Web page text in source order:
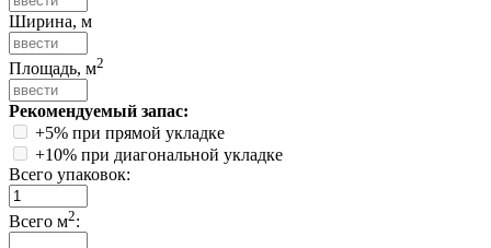
Ширина, м
Площадь, м2
Рекомендуемый запас:
+5% при прямой укладке
+10% при диагональной укладке
Всего упаковок:
Всего м2: